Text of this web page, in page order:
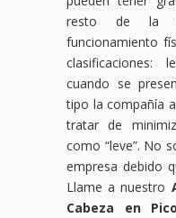
resto de la
funcionamiento
clasificaciones:
cuando se
tipo la compañía
tratar de
como “leve”. No
empresa debido
Llame a nuestro
Cabeza en